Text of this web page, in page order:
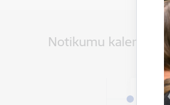
Notikumu kalendārs